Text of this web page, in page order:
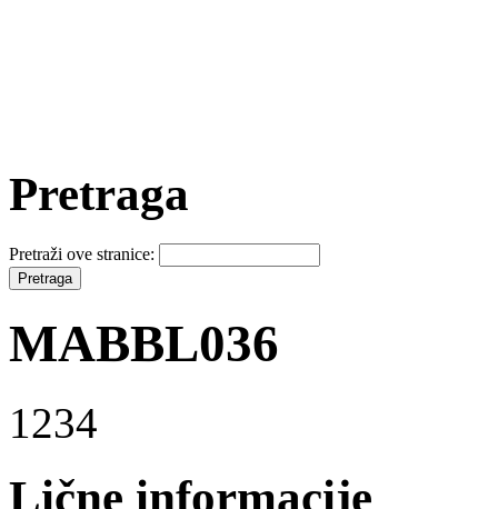
Pretraga
Pretraži ove stranice:
MABBL036
1234
Lične informacije